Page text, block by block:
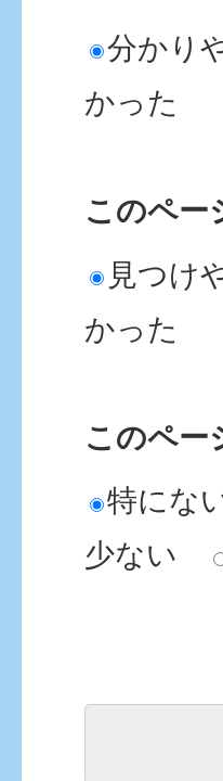
分かり
かった
このペー
見つけ
かった
このペー
特にな
少ない